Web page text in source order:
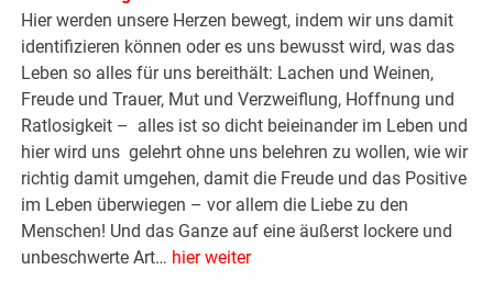
Hier werden unsere Herzen bewegt, indem wir uns damit
identifizieren können oder es uns bewusst wird, was das
Leben so alles für uns bereithält: Lachen und Weinen,
Freude und Trauer, Mut und Verzweiflung, Hoffnung und
Ratlosigkeit – alles ist so dicht beieinander im Leben und
hier wird uns gelehrt ohne uns belehren zu wollen, wie wir
richtig damit umgehen, damit die Freude und das Positive
im Leben überwiegen – vor allem die Liebe zu den
Menschen! Und das Ganze auf eine äußerst lockere und
unbeschwerte Art… hier weiter